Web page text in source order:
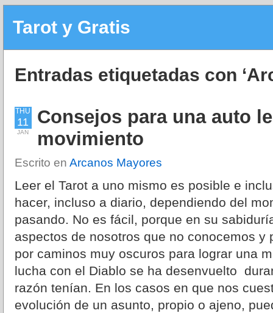
Tarot y Gratis
Entradas etiquetadas con
THU
11
JAN
Consejos para una auto
movimiento
Escrito en Arcanos Mayores
Leer el Tarot a uno mismo es posible e
hacer, incluso a diario, dependiendo del
pasando. No es fácil, porque en su
aspectos de nosotros que no conocemos y
por caminos muy oscuros para lograr una
lucha con el Diablo se ha desenvuelto
razón tenían. En los casos en que nos
evolución de un asunto, propio o ajeno,